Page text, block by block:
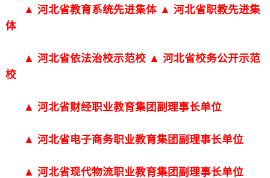
▲ 河北省教育系统先进集体 ▲ 河北省职教先进集
体
▲ 河北省依法治校示范校 ▲ 河北省校务公开示范
校
▲ 河北省财经职业教育集团副理事长单位
▲ 河北省电子商务职业教育集团副理事长单位
▲ 河北省现代物流职业教育集团副理事长单位